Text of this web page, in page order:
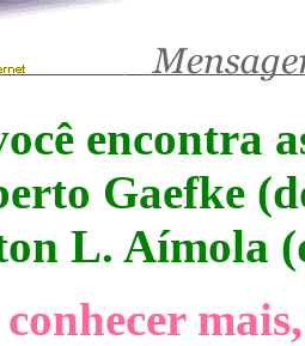
encontra
Gaefke
L. Aímola